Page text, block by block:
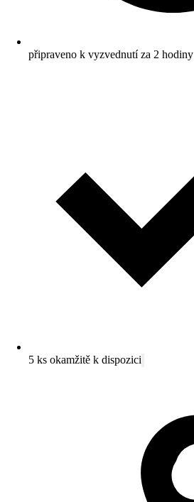
připraveno k vyzvednutí za 2 hodiny
5 ks okamžitě k dispozici